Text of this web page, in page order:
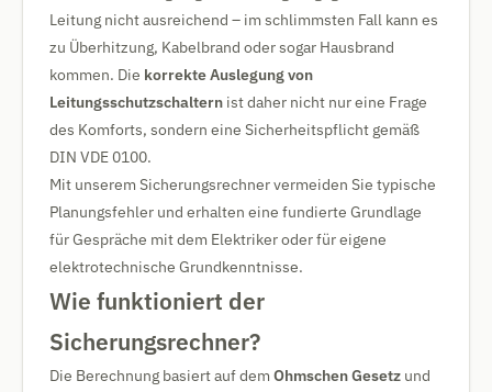
Leitung nicht ausreichend – im schlimmsten Fall kann es
zu Überhitzung, Kabelbrand oder sogar Hausbrand
kommen. Die korrekte Auslegung von
Leitungsschutzschaltern ist daher nicht nur eine Frage
des Komforts, sondern eine Sicherheitspflicht gemäß
DIN VDE 0100.
Mit unserem Sicherungsrechner vermeiden Sie typische
Planungsfehler und erhalten eine fundierte Grundlage
für Gespräche mit dem Elektriker oder für eigene
elektrotechnische Grundkenntnisse.
Wie funktioniert der
Sicherungsrechner?
Die Berechnung basiert auf dem Ohmschen Gesetz und